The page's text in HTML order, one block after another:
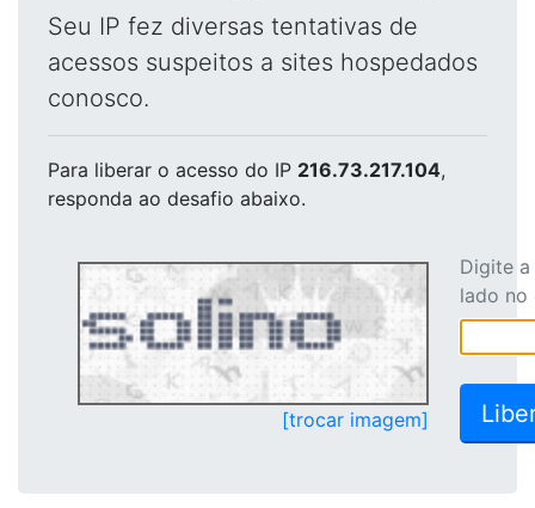
Seu IP fez diversas tentativas de
acessos suspeitos a sites hospedados
conosco.
Para liberar o acesso do IP 216.73.217.104,
responda ao desafio abaixo.
[trocar imagem]
Digite
lado no